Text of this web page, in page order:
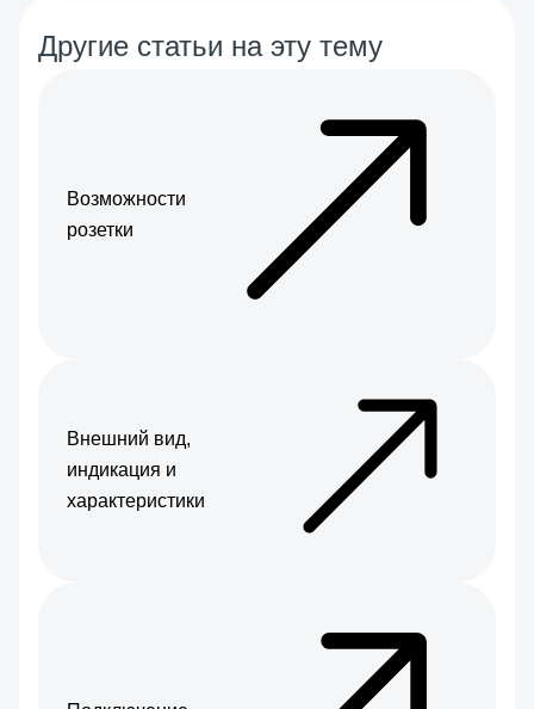
Другие статьи на эту тему
Возможности
розетки
Внешний вид,
индикация и
характеристики